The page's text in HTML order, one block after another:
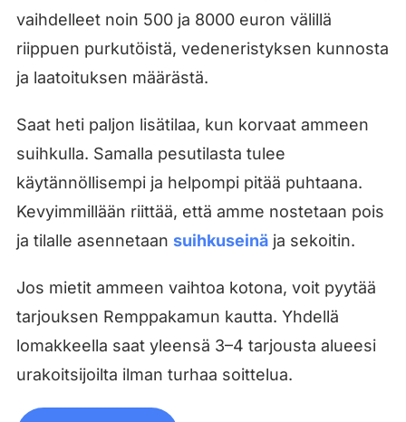
vaihdelleet noin 500 ja 8000 euron välillä
riippuen purkutöistä, vedeneristyksen kunnosta
ja laatoituksen määrästä.
Saat heti paljon lisätilaa, kun korvaat ammeen
suihkulla. Samalla pesutilasta tulee
käytännöllisempi ja helpompi pitää puhtaana.
Kevyimmillään riittää, että amme nostetaan pois
ja tilalle asennetaan suihkuseinäja sekoitin.
Jos mietit ammeen vaihtoa kotona, voit pyytää
tarjouksen Remppakamun kautta. Yhdellä
lomakkeella saat yleensä 3–4 tarjousta alueesi
urakoitsijoilta ilman turhaa soittelua.